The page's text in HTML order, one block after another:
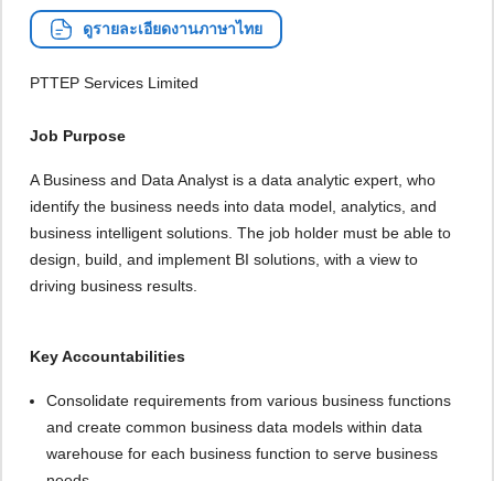
ดูรายละเอียดงานภาษาไทย
PTTEP Services Limited
Job Purpose
A Business and Data Analyst is a data analytic expert, who
identify the business needs into data model, analytics, and
business intelligent solutions. The job holder must be able to
design, build, and implement BI solutions, with a view to
driving business results.
Key Accountabilities
Consolidate requirements from various business functions
and create common business data models within data
warehouse for each business function to serve business